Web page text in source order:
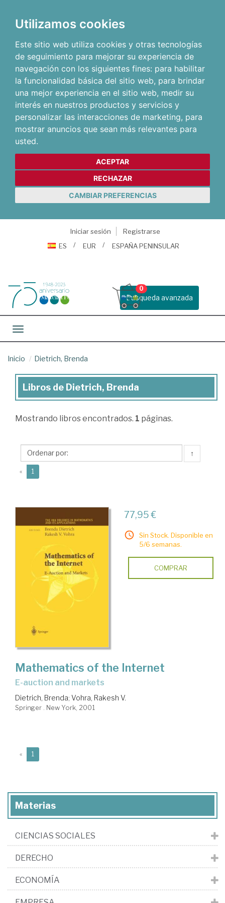
Utilizamos cookies
Este sitio web utiliza cookies y otras tecnologías
de seguimiento para mejorar su experiencia de
navegación con los siguientes fines: para habilitar
la funcionalidad básica del sitio web, para brindar
una mejor experiencia en el sitio web, medir su
interés en nuestros productos y servicios y
personalizar las interacciones de marketing, para
mostrar anuncios que sean más relevantes para
usted.
ACEPTAR
RECHAZAR
CAMBIAR PREFERENCIAS
Iniciar sesión
Registrarse
ES
EUR ESPAÑA PENINSULAR
Busqueda avanzada
0
Toggle navigation
Inicio Dietrich, Brenda
Libros
Dietrich,
Libros de Dietrich, Brenda
Mostrando libros encontrados. 1 páginas.
↑
« 1
77,95 €
Sin Stock. Disponible en
5/6 semanas.
COMPRAR
Mathematics of the Internet
e-auction and markets
Dietrich, Brenda; Vohra, Rakesh V.
Springer . New York, 2001
« 1
Materias
CIENCIAS SOCIALES
DERECHO
ECONOMÍA